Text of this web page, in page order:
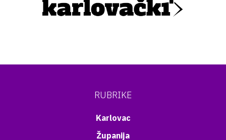
RUBRIKE
Karlovac
Županija